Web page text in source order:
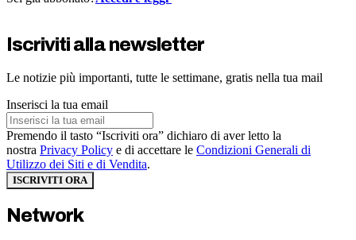
Iscriviti alla newsletter
Le notizie più importanti, tutte le settimane, gratis nella tua mail
Inserisci la tua email
Premendo il tasto “Iscriviti ora” dichiaro di aver letto la
nostra Privacy Policy e di accettare le Condizioni Generali di
Utilizzo dei Siti e di Vendita.
ISCRIVITI ORA
Network